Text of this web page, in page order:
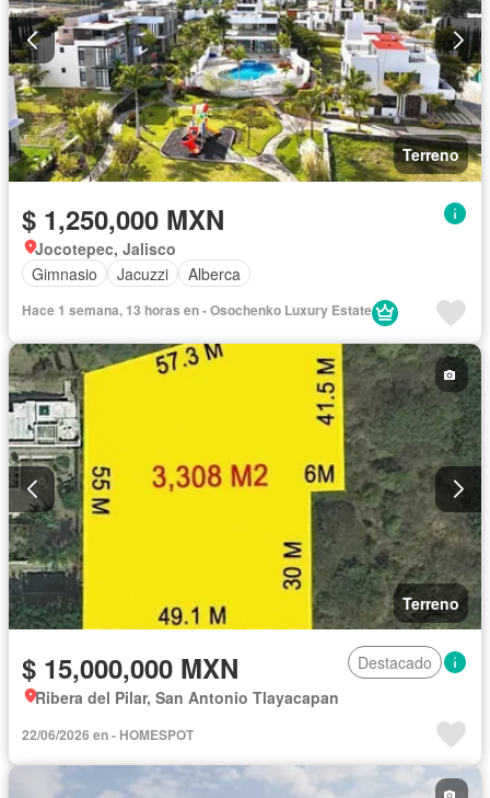
Terreno
$ 1,250,000 MXN
Jocotepec, Jalisco
Gimnasio
Jacuzzi Alberca
Hace 1 semana, 13 horas en - Osochenko Luxury Estate
Terreno
$ 15,000,000 MXN
Destacado
Ribera del Pilar, San Antonio Tlayacapan
22/06/2026 en - HOMESPOT